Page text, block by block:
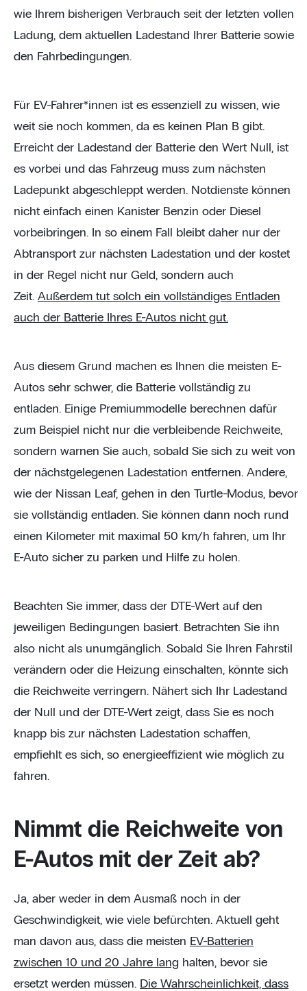
wie Ihrem bisherigen Verbrauch seit der letzten vollen
Ladung, dem aktuellen Ladestand Ihrer Batterie sowie
den Fahrbedingungen.
Für EV-Fahrer*innen ist es essenziell zu wissen, wie
weit sie noch kommen, da es keinen Plan B gibt.
Erreicht der Ladestand der Batterie den Wert Null, ist
es vorbei und das Fahrzeug muss zum nächsten
Ladepunkt abgeschleppt werden. Notdienste können
nicht einfach einen Kanister Benzin oder Diesel
vorbeibringen. In so einem Fall bleibt daher nur der
Abtransport zur nächsten Ladestation und der kostet
in der Regel nicht nur Geld, sondern auch
Zeit. Außerdem tut solch ein vollständiges Entladen
auch der Batterie Ihres E-Autos nicht gut.
Aus diesem Grund machen es Ihnen die meisten E-
Autos sehr schwer, die Batterie vollständig zu
entladen. Einige Premiummodelle berechnen dafür
zum Beispiel nicht nur die verbleibende Reichweite,
sondern warnen Sie auch, sobald Sie sich zu weit von
der nächstgelegenen Ladestation entfernen. Andere,
wie der Nissan Leaf, gehen in den Turtle-Modus, bevor
sie vollständig entladen. Sie können dann noch rund
einen Kilometer mit maximal 50 km/h fahren, um Ihr
E-Auto sicher zu parken und Hilfe zu holen.
Beachten Sie immer, dass der DTE-Wert auf den
jeweiligen Bedingungen basiert. Betrachten Sie ihn
also nicht als unumgänglich. Sobald Sie Ihren Fahrstil
verändern oder die Heizung einschalten, könnte sich
die Reichweite verringern. Nähert sich Ihr Ladestand
der Null und der DTE-Wert zeigt, dass Sie es noch
knapp bis zur nächsten Ladestation schaffen,
empfiehlt es sich, so energieeffizient wie möglich zu
fahren.
Nimmt die Reichweite von
E-Autos mit der Zeit ab?
Ja, aber weder in dem Ausmaß noch in der
Geschwindigkeit, wie viele befürchten. Aktuell geht
man davon aus, dass die meisten EV-Batterien
zwischen 10 und 20 Jahre lang halten, bevor sie
ersetzt werden müssen. Die Wahrscheinlichkeit, dass